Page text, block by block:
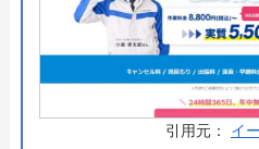
どが全てコミコミのため
すすめのポイントです。
公式サ
料金詳細
引用元： イ